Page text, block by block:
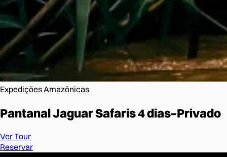
Expedições Amazônicas
Pantanal JaguarSafaris 4 dias–Privado
Ver Tour
Reservar